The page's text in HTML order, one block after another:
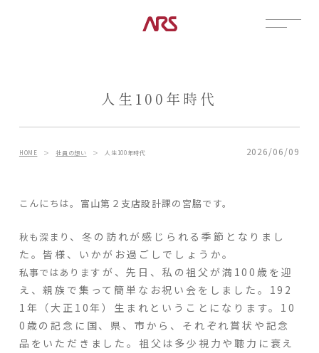
資料請求
CONTENTS
ARS HOMEとは
POSTS
コラム
土地情報
お知らせ
ブログ
人生100年時代
HOME ＞ 社員の想い ＞ 人生100年時代 2026/06/09
こんにちは。富山第２支店設計課の宮脇です。
秋も深まり 、冬の訪れが感じられる季節となりまし
た。皆様、いかがお過ごしでしょうか。
私事ではありますが、先日、私の祖父が満100歳を迎
え、親族で集って簡単なお祝い会をしました。192
1年（大正10年）生まれということになります。10
0歳の記念に国、県、市から、それぞれ賞状や記念
品をいただきました。祖父は多少視力や聴力に衰え